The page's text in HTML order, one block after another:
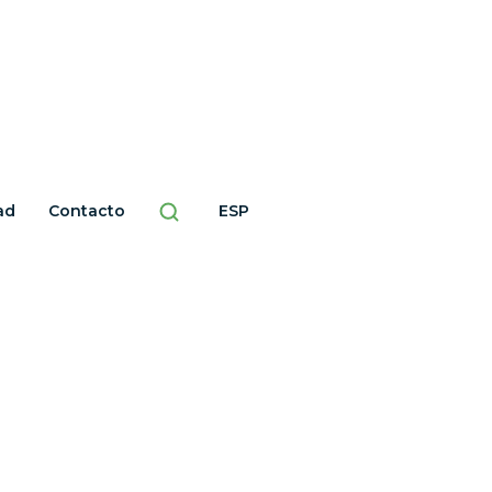
Contacto ESP